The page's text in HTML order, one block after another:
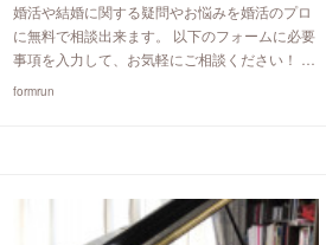
婚活や結婚に関する疑問やお悩みを婚活のプロ
に無料で相談出来ます。 以下のフォームに必要
事項を入力して、お気軽にご相談ください！ …
formrun